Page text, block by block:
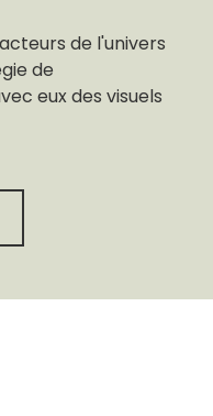
de l'univers
de
eux des visuels